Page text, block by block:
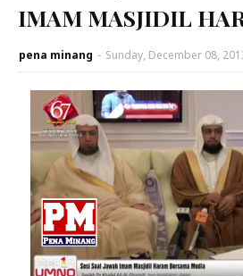
IMAM MASJIDIL
pena minang - Sunday, December 08,